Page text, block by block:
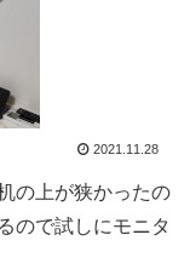
2021.11.28
の上が狭かったの
ので試しにモニタ